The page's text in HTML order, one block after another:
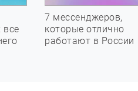
все
7 мессенджеров,
которые отлично
работают в России